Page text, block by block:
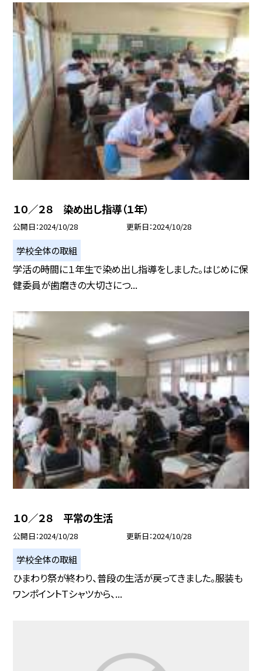
１０／２８ 染め出し指導（１年）
公開日 2024/10/28 更新日 2024/10/28
学校全体の取組
学活の時間に１年生で染め出し指導をしました。はじめに保
健委員が歯磨きの大切さにつ...
１０／２８ 平常の生活
公開日 2024/10/28 更新日 2024/10/28
学校全体の取組
ひまわり祭が終わり、普段の生活が戻ってきました。服装も
ワンポイントＴシャツから、...